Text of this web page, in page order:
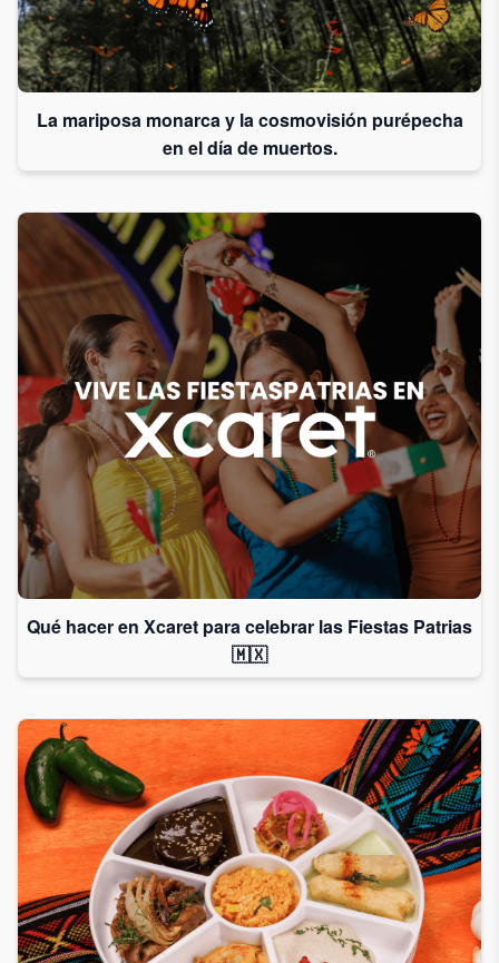
La mariposa monarca y la cosmovisión purépecha
en el día de muertos.
Qué hacer en Xcaret para celebrar las Fiestas Patrias
🇲🇽